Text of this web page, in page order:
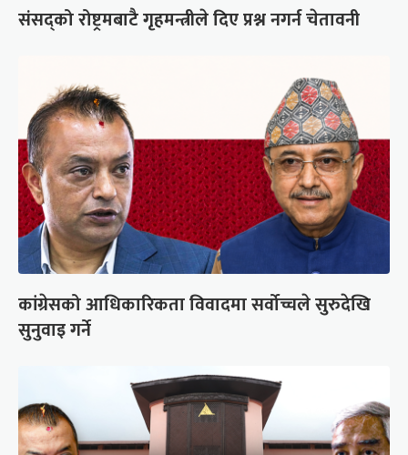
संसद्को रोष्ट्रमबाटै गृहमन्त्रीले दिए प्रश्न नगर्न चेतावनी
कांग्रेसको आधिकारिकता विवादमा सर्वोच्चले सुरुदेखि
सुनुवाइ गर्ने